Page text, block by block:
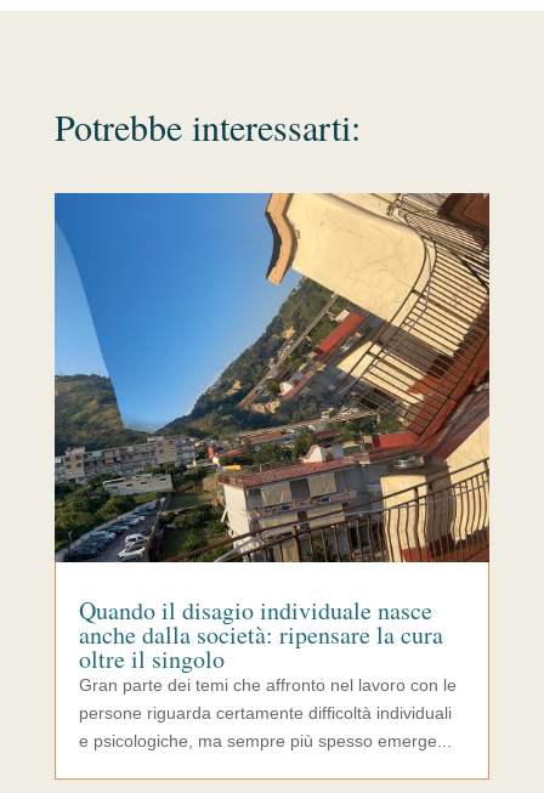
Potrebbe interessarti:
Quando il disagio individuale nasce
anche dalla società: ripensare la cura
oltre il singolo
Gran parte dei temi che affronto nel lavoro con le
persone riguarda certamente difficoltà individuali
e psicologiche, ma sempre più spesso emerge...